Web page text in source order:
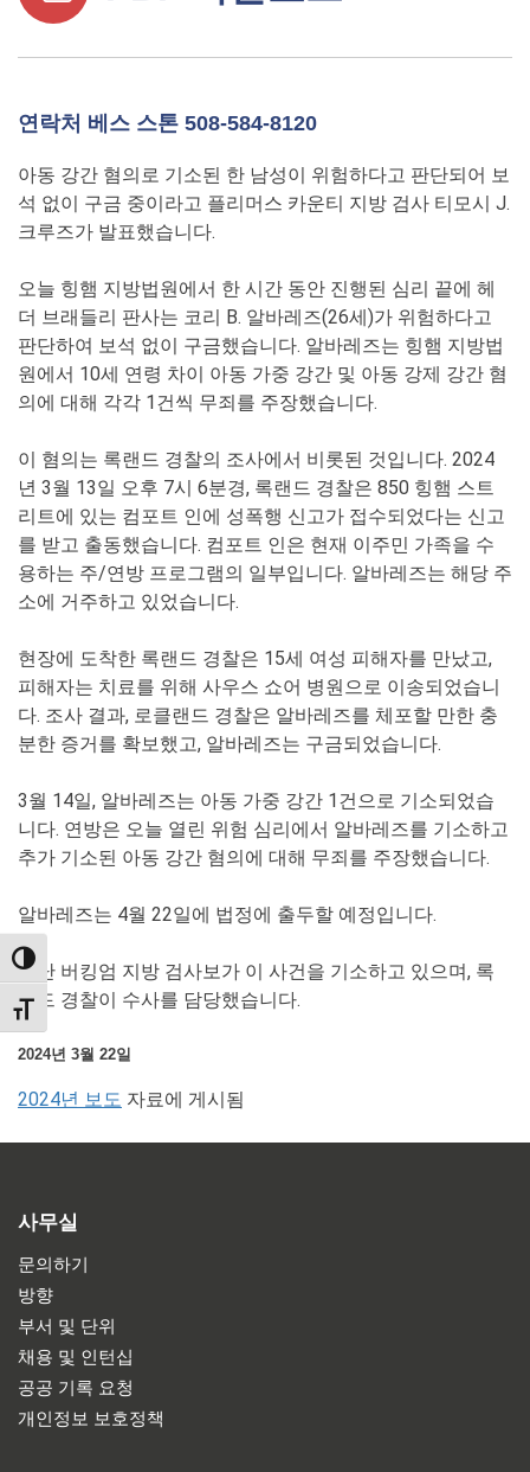
TOGGLE HIGH CONTRAST
TOGGLE FONT SIZE
연락처 베스 스톤 508-584-8120
아동 강간 혐의로 기소된 한 남성이 위험하다고 판단되어 보
석 없이 구금 중이라고 플리머스 카운티 지방 검사 티모시 J.
크루즈가 발표했습니다.
오늘 힝햄 지방법원에서 한 시간 동안 진행된 심리 끝에 헤
더 브래들리 판사는 코리 B. 알바레즈(26세)가 위험하다고
판단하여 보석 없이 구금했습니다. 알바레즈는 힝햄 지방법
원에서 10세 연령 차이 아동 가중 강간 및 아동 강제 강간 혐
의에 대해 각각 1건씩 무죄를 주장했습니다.
이 혐의는 록랜드 경찰의 조사에서 비롯된 것입니다. 2024
년 3월 13일 오후 7시 6분경, 록랜드 경찰은 850 힝햄 스트
리트에 있는 컴포트 인에 성폭행 신고가 접수되었다는 신고
를 받고 출동했습니다. 컴포트 인은 현재 이주민 가족을 수
용하는 주/연방 프로그램의 일부입니다. 알바레즈는 해당 주
소에 거주하고 있었습니다.
현장에 도착한 록랜드 경찰은 15세 여성 피해자를 만났고,
피해자는 치료를 위해 사우스 쇼어 병원으로 이송되었습니
다. 조사 결과, 로클랜드 경찰은 알바레즈를 체포할 만한 충
분한 증거를 확보했고, 알바레즈는 구금되었습니다.
3월 14일, 알바레즈는 아동 가중 강간 1건으로 기소되었습
니다. 연방은 오늘 열린 위험 심리에서 알바레즈를 기소하고
추가 기소된 아동 강간 혐의에 대해 무죄를 주장했습니다.
알바레즈는 4월 22일에 법정에 출두할 예정입니다.
샤난 버킹엄 지방 검사보가 이 사건을 기소하고 있으며, 록
랜드 경찰이 수사를 담당했습니다.
2024년 3월 22일
2024년 보도 자료에 게시됨
사무실
문의하기
방향
부서 및 단위
채용 및 인턴십
공공 기록 요청
개인정보 보호정책